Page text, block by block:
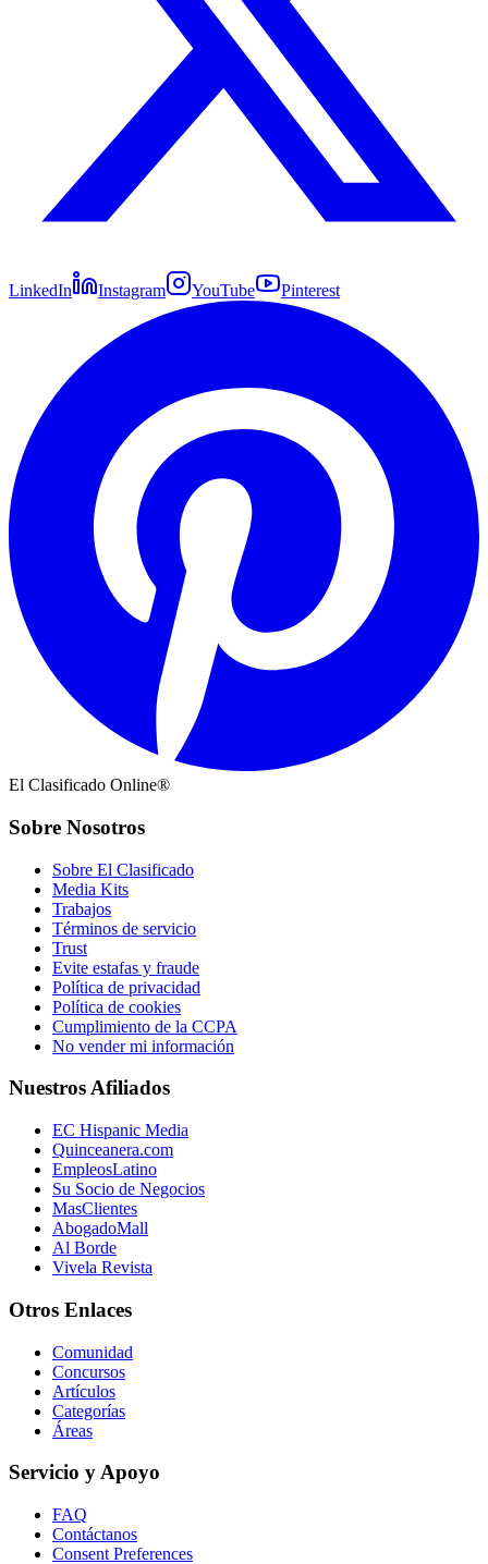
LinkedIn Instagram YouTube Pinterest
El Clasificado Online®
Sobre Nosotros
Sobre El Clasificado
Media Kits
Trabajos
Términos de servicio
Trust
Evite estafas y fraude
Política de privacidad
Política de cookies
Cumplimiento de la CCPA
No vender mi información
Nuestros Afiliados
EC Hispanic Media
Quinceanera.com
EmpleosLatino
Su Socio de Negocios
MasClientes
AbogadoMall
Al Borde
Vivela Revista
Otros Enlaces
Comunidad
Concursos
Artículos
Categorías
Áreas
Servicio y Apoyo
FAQ
Contáctanos
Consent Preferences